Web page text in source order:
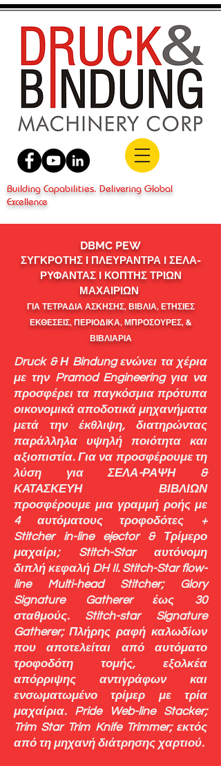
Building Capabilities. Delivering Global
Excellence
DBMC PEW
ΣΥΓΚΡΟΤΗΣ Ι ΠΛΕΥΡΑΝΤΡΑ I ΣΕΛΑ-
ΡΥΦΑΝΤΑΣ I ΚΟΠΤΗΣ ΤΡΙΩΝ
ΜΑΧΑΙΡΙΩΝ
ΓΙΑ ΤΕΤΡΑΔΙΑ ΑΣΚΗΣΗΣ, ΒΙΒΛΙΑ, ΕΤΗΣΙΕΣ
ΕΚΘΕΣΕΙΣ, ΠΕΡΙΟΔΙΚΑ, ΜΠΡΟΣΟΥΡΕΣ, &
ΒΙΒΛΙΑΡΙΑ
Druck & Η Bindung ενώνει τα χέρια
με την Pramod Engineering για να
προσφέρει τα παγκόσμια πρότυπα
οικονομικά αποδοτικά μηχανήματα
μετά την έκθλιψη, διατηρώντας
παράλληλα υψηλή ποιότητα και
αξιοπιστία. Για να προσφέρουμε τη
λύση για ΣΕΛΑ-ΡΑΨΗ &
ΚΑΤΑΣΚΕΥΗ ΒΙΒΛΙΩΝ
προσφέρουμε μια γραμμή ροής με
4 αυτόματους τροφοδότες +
Stitcher in-line ejector & Τρίμερο
μαχαίρι; Stitch-Star αυτόνομη
διπλή κεφαλή DH II. Stitch-Star flow-
line Multi-head Stitcher; Glory
Signature Gatherer έως 30
σταθμούς. Stitch-star Signature
Gatherer; Πλήρης ραφή καλωδίων
που αποτελείται από αυτόματο
τροφοδότη τομής, εξολκέα
απόρριψης αντιγράφων και
ενσωματωμένο τρίμερ με τρία
μαχαίρια. Pride Web-line Stacker;
Trim Star Trim Knife Trimmer; εκτός
από τη μηχανή διάτρησης χαρτιού.